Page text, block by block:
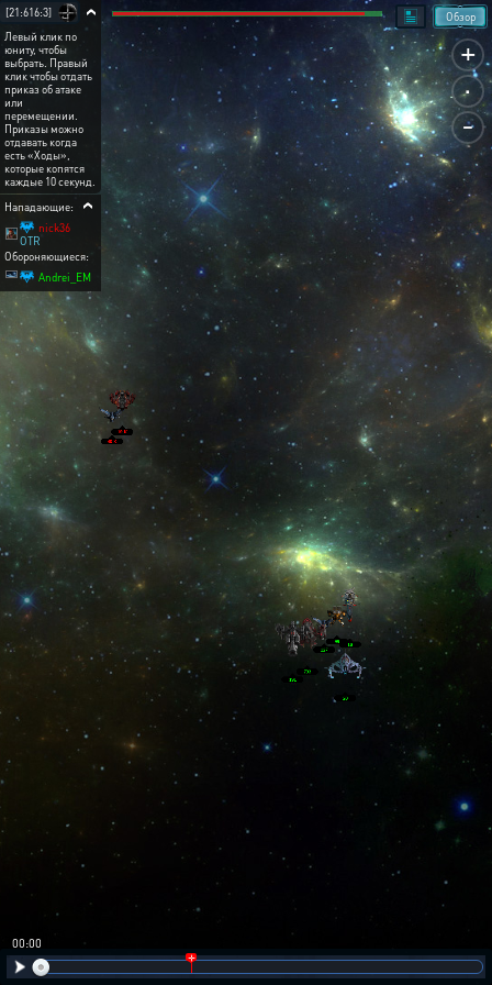
+
.
-
Обзор
[21:616:3]
Левый клик по
юниту, чтобы
выбрать. Правый
клик чтобы отдать
приказ об атаке
или
перемещении.
Приказы можно
отдавать когда
есть «Ходы»,
которые копятся
каждые 10 секунд.
Нападающие:
nick36
OTR
Обороняющиеся:
Andrei_EM
00:01